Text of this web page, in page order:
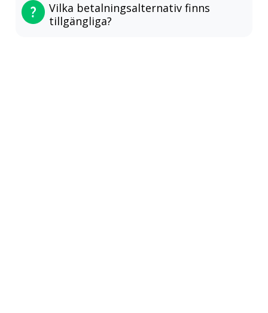
Vilka betalningsalternativ finns
tillgängliga?